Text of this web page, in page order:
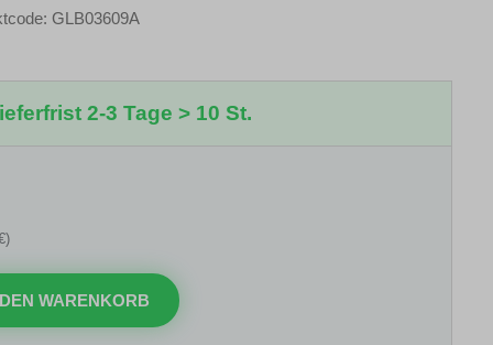
GLB03609A
2-3 Tage > 10 St.
WARENKORB